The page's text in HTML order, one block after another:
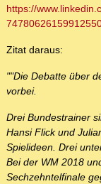
https://
Zitat daraus:
""Die Debatte über
vorbei.
Drei Bundestrainer
Hansi Flick und
Spielideen. Drei
Bei der WM 2018
Sechzehntelfinale